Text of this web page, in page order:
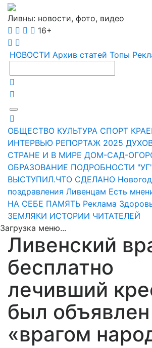
Ливны: новости, фото, видео
16+
НОВОСТИ Архив статей Топы
ОБЩЕСТВО КУЛЬТУРА СПОРТ
ИНТЕРВЬЮ РЕПОРТАЖ 2025
СТРАНЕ И В МИРЕ ДОМ-САД-
ОБРАЗОВАНИЕ ПОДРОБНОСТИ
ВЫСТУПИЛ.ЧТО СДЕЛАНО
поздравления Ливенцам Есть
НА СЕБЕ ПАМЯТЬ Реклама
ЗЕМЛЯКИ ИСТОРИИ ЧИТАТЕЛЕЙ
Загрузка меню...
Ливенский
бесплатно
лечивший
был объявлен
«врагом